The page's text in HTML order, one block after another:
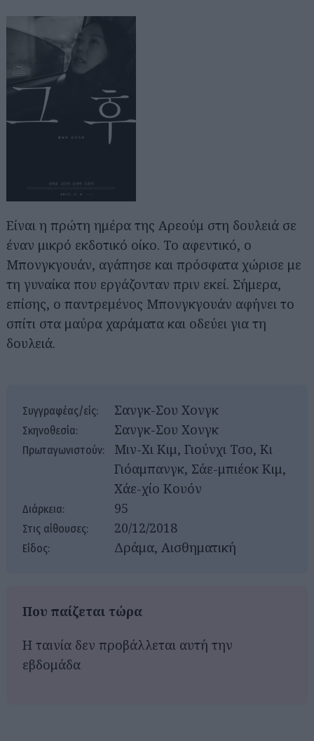
Είναι η πρώτη ημέρα της Αρεούμ στη δουλειά σε
έναν μικρό εκδοτικό οίκο. Το αφεντικό, ο
Μπονγκγουάν, αγάπησε και πρόσφατα χώρισε με
τη γυναίκα που εργάζονταν πριν εκεί. Σήμερα,
επίσης, ο παντρεμένος Μπονγκγουάν αφήνει το
σπίτι στα μαύρα χαράματα και οδεύει για τη
δουλειά.
Συγγραφέας/είς: Σανγκ-Σου Χονγκ
Σκηνοθεσία: Σανγκ-Σου Χονγκ
Πρωταγωνιστούν:
Μιν-Χι Κιμ, Γιούνχι Τσο, Κι
Γιόαμπανγκ, Σάε-μπιέοκ Κιμ,
Χάε-χίο Κουόν
Διάρκεια: 95
Στις αίθουσες: 20/12/2018
Είδος: Δράμα, Αισθηματική
Που παίζεται τώρα
Η ταινία δεν προβάλλεται αυτή την
εβδομάδα